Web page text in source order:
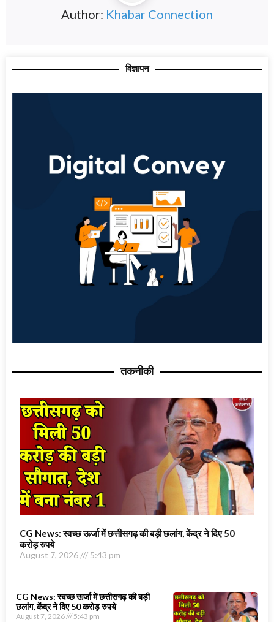
Author: Khabar Connection
विज्ञापन
तकनीकी
CG News: स्वच्छ ऊर्जा में छत्तीसगढ़ की बड़ी छलांग, केंद्र ने दिए 50
करोड़ रुपये
August 7, 2026 5:43 pm
CG News: स्वच्छ ऊर्जा में छत्तीसगढ़ की बड़ी
छलांग, केंद्र ने दिए 50 करोड़ रुपये
August 7, 2026 5:43 pm